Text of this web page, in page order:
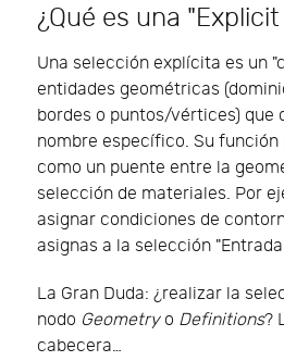
¿Qué es una
Una selección explícita es un
entidades geométricas
bordes o puntos/vértices) que
nombre específico. Su
como un puente entre la
selección de materiales. Por
asignar condiciones de
asignas a la selección "Entrada
La Gran Duda: ¿realizar la
nodo Geometryo Definitions?
cabecera…